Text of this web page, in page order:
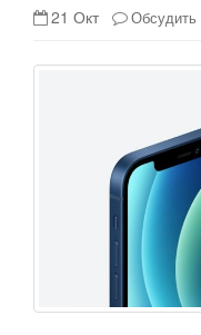
21 Окт Обсудить